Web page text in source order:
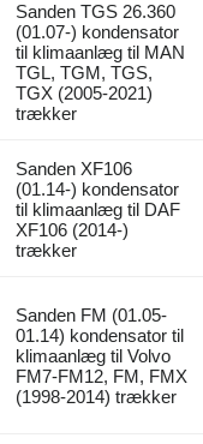
Sanden TGS 26.360
(01.07-) kondensator
til klimaanlæg til MAN
TGL, TGM, TGS,
TGX (2005-2021)
trækker
Sanden XF106
(01.14-) kondensator
til klimaanlæg til DAF
XF106 (2014-)
trækker
Sanden FM (01.05-
01.14) kondensator til
klimaanlæg til Volvo
FM7-FM12, FM, FMX
(1998-2014) trækker